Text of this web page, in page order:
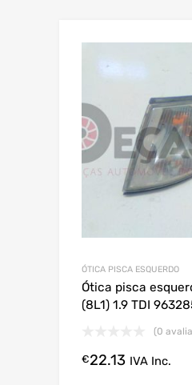
ÓTICA PISCA ESQUERDO
Ótica pisca
(8L1) 1.9 TDI
(0
€22.13 IVA Inc.